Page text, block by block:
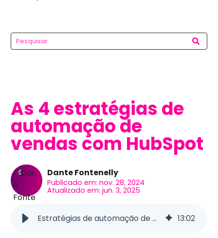
As 4 estratégias de
automação de
vendas com HubSpot
Dante Fontenelly
Publicado em: nov. 28, 2024
Atualizado em: jun. 3, 2025
Estratégias de automação de vendas com HubSpot 13:02